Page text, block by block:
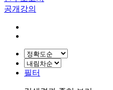
공개강의
필터